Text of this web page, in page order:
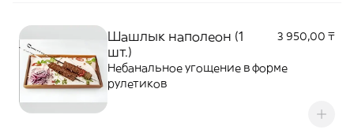
Шашлык наполеон (1
шт.)
3 950,00 ₸
Небанальное угощение в форме
рулетиков